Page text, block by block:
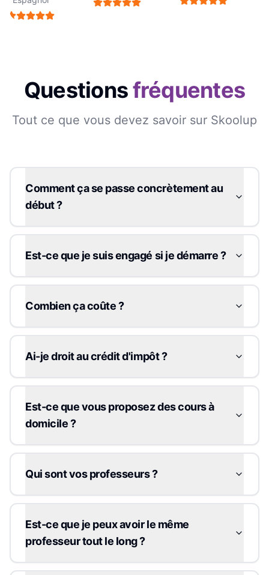
Questionsfréquentes
Tout ce que vous devez savoir sur Skoolup
Comment ça se passe concrètement au
début ?
Est-ce que je suis engagé si je démarre ?
Combien ça coûte ?
Ai-je droit au crédit d'impôt ?
Est-ce que vous proposez des cours à
domicile ?
Qui sont vos professeurs ?
Est-ce que je peux avoir le même
professeur tout le long ?